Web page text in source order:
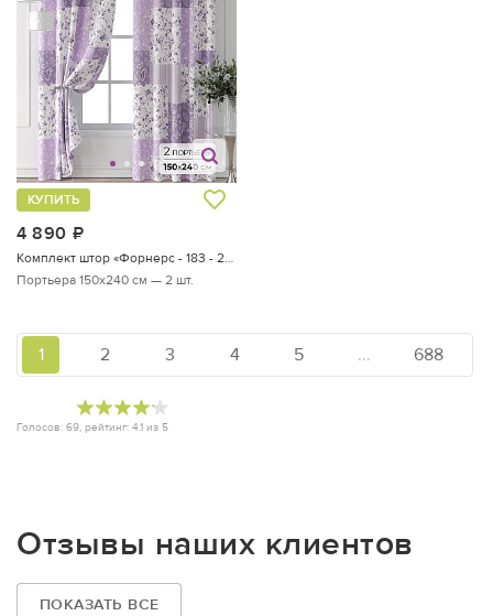
4 890
КУПИТЬ
Комплект штор «Форнерс - 183 - 240 см»
Портьера 150х240 см — 2 шт.
Голосов: 69, рейтинг: 4.1 из 5
1 2 3 4 5 ... 688
Отзывы наших клиентов
ПОКАЗАТЬ ВСЕ